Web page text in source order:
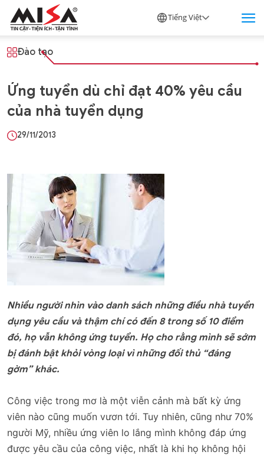
Tiếng Việt
Đào tạo
Ứng tuyển dù chỉ đạt 40% yêu cầu
của nhà tuyển dụng
29/11/2013
Nhiều người nhìn vào danh sách những điều nhà tuyển
dụng yêu cầu và thậm chí có đến 8 trong số 10 điểm
đó, họ vẫn không ứng tuyển. Họ cho rằng mình sẽ sớm
bị đánh bật khỏi vòng loại vì những đối thủ “đáng
gờm” khác.
Công việc trong mơ là một viễn cảnh mà bất kỳ ứng
viên nào cũng muốn vươn tới. Tuy nhiên, cũng như 70%
người Mỹ, nhiều ứng viên lo lắng mình không đáp ứng
được yêu cầu của công việc, nhất là khi họ không hội